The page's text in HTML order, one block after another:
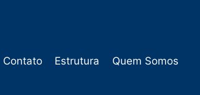
Contato Estrutura Quem Somos